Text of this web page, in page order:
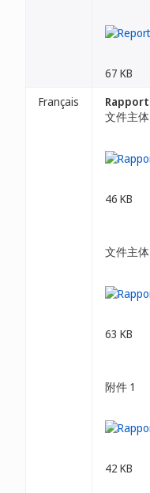
67 KB
Français
Rapport
文件主体
46 KB
文件主体
63 KB
附件 1
42 KB